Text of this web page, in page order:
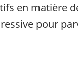
en matière
pour